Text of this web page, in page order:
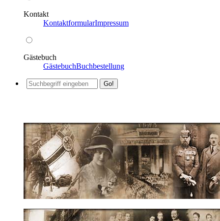
Kontakt
KontaktformularImpressum
Gästebuch
GästebuchBuchbestellung